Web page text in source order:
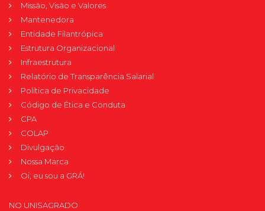
Missão, Visão e Valores
Mantenedora
Entidade Filantrópica
Estrutura Organizacional
Infraestrutura
Relatório de Transparência Salarial
Política de Privacidade
Código de Ética e Conduta
CPA
COLAP
Divulgação
Nossa Marca
Oi, eu sou a GRÁ!
NO UNISAGRADO